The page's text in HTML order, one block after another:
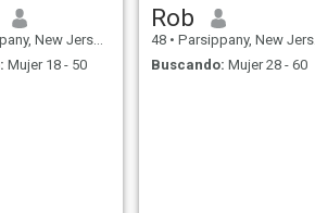
Jersey, Estados Unidos
Mujer 18 - 50
Rob
48 • Parsippany, New Jersey, Estados Unidos
Buscando: Mujer 28 - 60